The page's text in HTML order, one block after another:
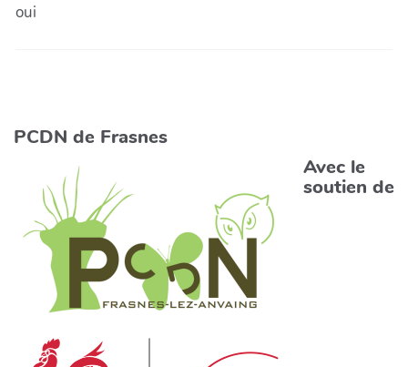
oui
PCDN de Frasnes
Avec le
soutien de